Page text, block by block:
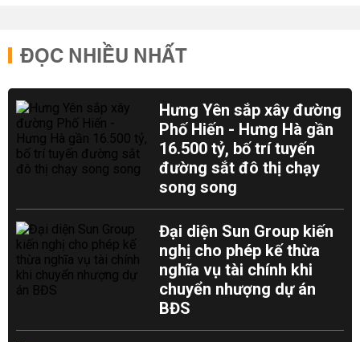
ĐỌC NHIỀU NHẤT
Hưng Yên sắp xây đường
Phố Hiến - Hưng Hà gần
16.500 tỷ, bố trí tuyến
đường sắt đô thị chạy
song song
Đại diện Sun Group kiến
nghị cho phép kế thừa
nghĩa vụ tài chính khi
chuyển nhượng dự án
BĐS